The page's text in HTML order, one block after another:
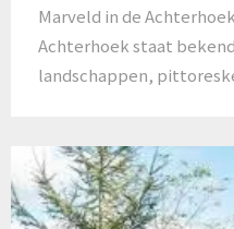
Marveld in de
Achterhoek staat
landschappen,